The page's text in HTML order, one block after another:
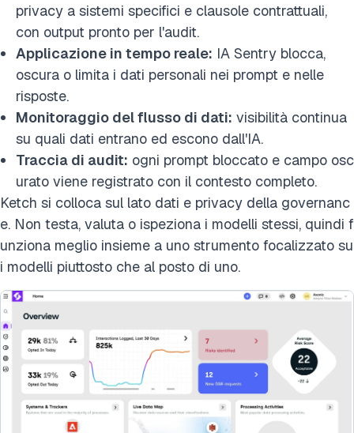
privacy a sistemi specifici e clausole contrattuali,
con output pronto per l'audit.
Applicazione in tempo reale: IA Sentry blocca,
oscura o limita i dati personali nei prompt e nelle
risposte.
Monitoraggio del flusso di dati: visibilità continua
su quali dati entrano ed escono dall'IA.
Traccia di audit: ogni prompt bloccato e campo osc
urato viene registrato con il contesto completo.
Ketch si colloca sul lato dati e privacy della governanc
e. Non testa, valuta o ispeziona i modelli stessi, quindi f
unziona meglio insieme a uno strumento focalizzato su
i modelli piuttosto che al posto di uno.